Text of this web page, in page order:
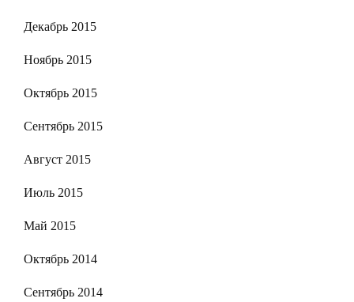
Декабрь 2015
Ноябрь 2015
Октябрь 2015
Сентябрь 2015
Август 2015
Июль 2015
Май 2015
Октябрь 2014
Сентябрь 2014